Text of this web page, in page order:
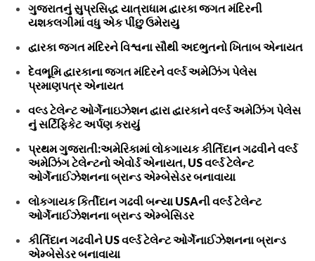
ગુજરાતનું સુપ્રસિદ્ધ યાત્રાધામ દ્વારકા જગત મંદિરની
યશકલગીમાં વધુ એક પીંછુ ઉમેરાયુ
દ્વારકા જગત મંદિરને વિશ્વના સૌથી અદભુતનો ખિતાબ એનાયત
દેવભૂમિ દ્વારકાના જગત મંદિરને વર્લ્ડ અમેઝિંગ પેલેસ
પ્રમાણપત્ર એનાયત
વલ્ડ ટેલેન્ટ ઓર્ગેનાઇઝેશન દ્વારા દ્વારકાને વર્લ્ડ અમેઝિંગ પેલેસ
નું સર્ટિફિકેટ અર્પણ કરાયું
પ્રથમ ગુજરાતી:અમેરિકામાં લોકગાયક કીર્તિદાન ગઢવીને વર્લ્ડ
અમેઝિંગ ટેલેન્ટનો એવોર્ડ એનાયત, US વર્લ્ડ ટેલેન્ટ
ઓર્ગેનાઈઝેશનના બ્રાન્ડ એમ્બેસેડર બનાવાયા
લોકગાયક કિર્તીદાન ગઢવી બન્યા USAની વર્લ્ડ ટેલેન્ટ
ઓર્ગેનાઈઝેશનના બ્રાન્ડ એમ્બેસિડર
કીર્તિદાન ગઢવીને US વર્લ્ડ ટેલેન્ટ ઓર્ગેનાઈઝેશનના બ્રાન્ડ
એમ્બેસેડર બનાવાયા